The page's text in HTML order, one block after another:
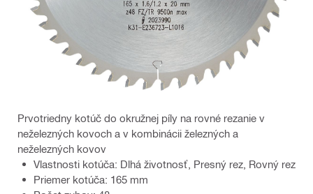
Prvotriedny kotúč do okružnej píly na rovné rezanie v
neželezných kovoch a v kombinácii železných a
neželezných kovov
Vlastnosti kotúča: Dlhá životnosť, Presný rez, Rovný rez
Priemer kotúča: 165 mm